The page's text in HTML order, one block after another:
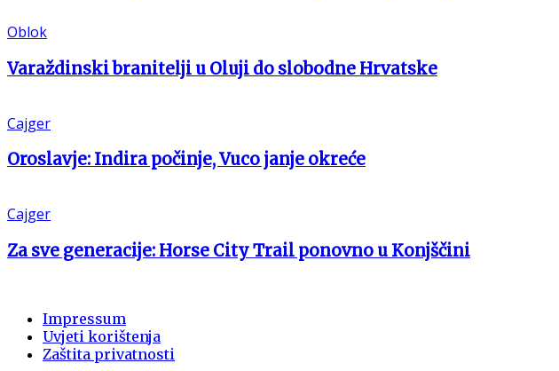
Oblok
Varaždinski branitelji u Oluji do slobodne Hrvatske
Cajger
Oroslavje: Indira počinje, Vuco janje okreće
Cajger
Za sve generacije: Horse City Trail ponovno u Konjščini
Impressum
Uvjeti korištenja
Zaštita privatnosti